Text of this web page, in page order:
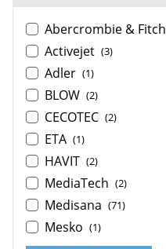
Abercrombie & Fitch
Activejet (3)
Adler (1)
BLOW (2)
CECOTEC (2)
ETA (1)
HAVIT (2)
MediaTech (2)
Medisana (71)
Mesko (1)